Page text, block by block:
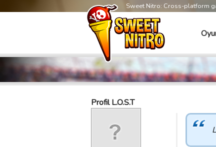
Sweet Nitro: Cross-platform
Profil L.O.S.T